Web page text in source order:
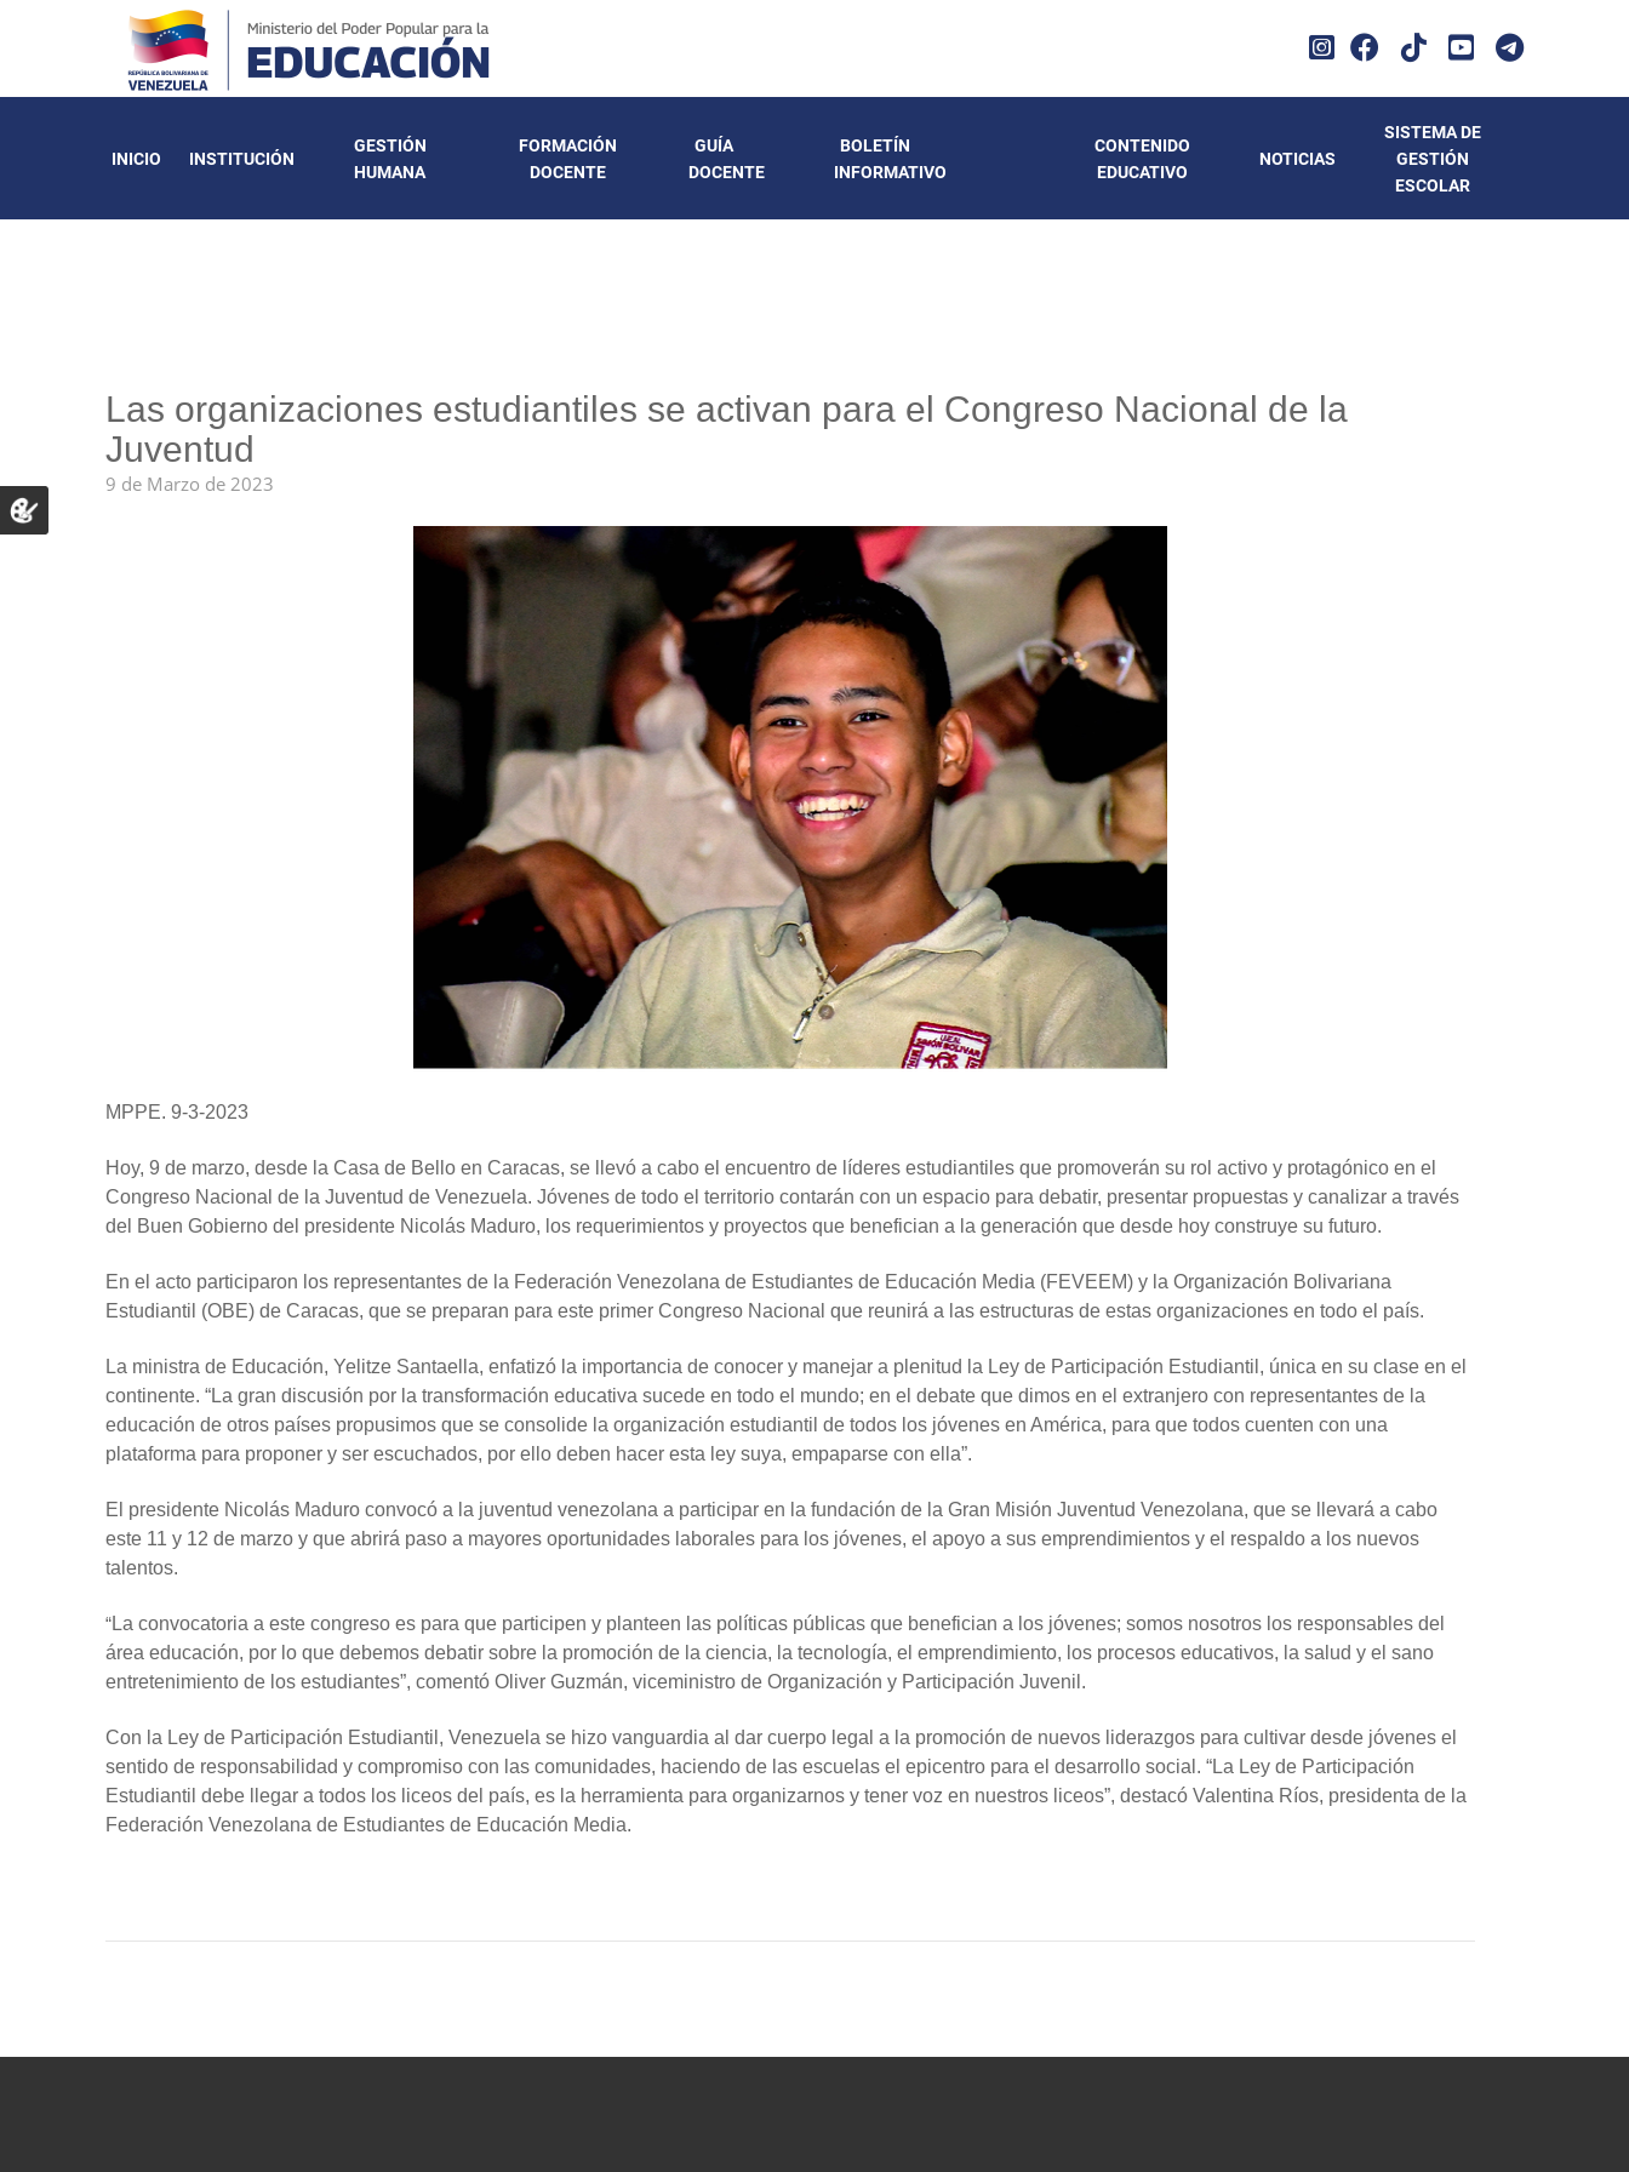
INICIO INSTITUCIÓN
GESTIÓN
HUMANA
FORMACIÓN
DOCENTE
GUÍA
DOCENTE
BOLETÍN
INFORMATIVO
CONTENIDO
EDUCATIVO
NOTICIAS
SISTEMA DE
GESTIÓN
ESCOLAR
Las organizaciones estudiantiles se activan para el Congreso Nacional de la
Juventud
9 de Marzo de 2023
MPPE. 9-3-2023
Hoy, 9 de marzo, desde la Casa de Bello en Caracas, se llevó a cabo el encuentro de líderes estudiantiles que promoverán su rol activo y protagónico en el
Congreso Nacional de la Juventud de Venezuela. Jóvenes de todo el territorio contarán con un espacio para debatir, presentar propuestas y canalizar a través
del Buen Gobierno del presidente Nicolás Maduro, los requerimientos y proyectos que benefician a la generación que desde hoy construye su futuro.
En el acto participaron los representantes de la Federación Venezolana de Estudiantes de Educación Media (FEVEEM) y la Organización Bolivariana
Estudiantil (OBE) de Caracas, que se preparan para este primer Congreso Nacional que reunirá a las estructuras de estas organizaciones en todo el país.
La ministra de Educación, Yelitze Santaella, enfatizó la importancia de conocer y manejar a plenitud la Ley de Participación Estudiantil, única en su clase en el
continente. “La gran discusión por la transformación educativa sucede en todo el mundo; en el debate que dimos en el extranjero con representantes de la
educación de otros países propusimos que se consolide la organización estudiantil de todos los jóvenes en América, para que todos cuenten con una
plataforma para proponer y ser escuchados, por ello deben hacer esta ley suya, empaparse con ella”.
El presidente Nicolás Maduro convocó a la juventud venezolana a participar en la fundación de la Gran Misión Juventud Venezolana, que se llevará a cabo
este 11 y 12 de marzo y que abrirá paso a mayores oportunidades laborales para los jóvenes, el apoyo a sus emprendimientos y el respaldo a los nuevos
talentos.
“La convocatoria a este congreso es para que participen y planteen las políticas públicas que benefician a los jóvenes; somos nosotros los responsables del
área educación, por lo que debemos debatir sobre la promoción de la ciencia, la tecnología, el emprendimiento, los procesos educativos, la salud y el sano
entretenimiento de los estudiantes”, comentó Oliver Guzmán, viceministro de Organización y Participación Juvenil.
Con la Ley de Participación Estudiantil, Venezuela se hizo vanguardia al dar cuerpo legal a la promoción de nuevos liderazgos para cultivar desde jóvenes el
sentido de responsabilidad y compromiso con las comunidades, haciendo de las escuelas el epicentro para el desarrollo social. “La Ley de Participación
Estudiantil debe llegar a todos los liceos del país, es la herramienta para organizarnos y tener voz en nuestros liceos”, destacó Valentina Ríos, presidenta de la
Federación Venezolana de Estudiantes de Educación Media.